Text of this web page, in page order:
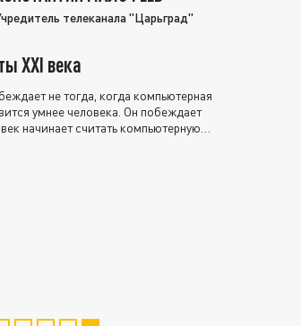
телеканала "Царьград"
XXI века
не тогда, когда компьютерная
умнее человека. Он побеждает
начинает считать компьютерную